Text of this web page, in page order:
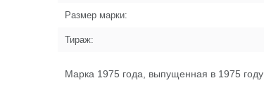
Размер марки:
Тираж:
Марка 1975 года, выпущенная в 1975